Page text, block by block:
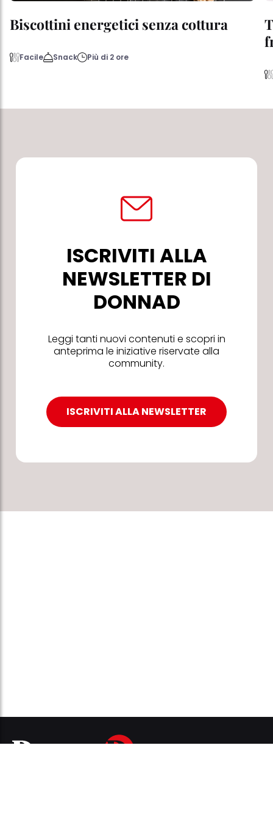
Biscottini energetici senza cottura
Facile Snack Più di 2 ore
ISCRIVITI ALLA
NEWSLETTER DI
DONNAD
Leggi tanti nuovi contenuti e scopri in
anteprima le iniziative riservate alla
community.
ISCRIVITI ALLA NEWSLETTER